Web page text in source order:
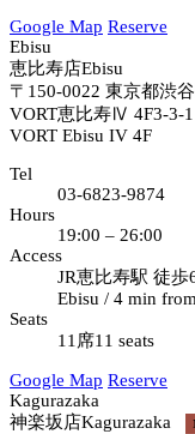
Google Map Reserve
Ebisu
恵比寿店Ebisu
〒150-0022 東京都渋
VORT恵比寿Ⅳ 4F3-3-
VORT Ebisu IV 4F
Tel
03-6823-9874
Hours
19:00 – 26:00
Access
JR恵比寿駅 徒
Ebisu / 4 min
Seats
11席11 seats
Google Map Reserve
Kagurazaka
神楽坂店Kagurazaka